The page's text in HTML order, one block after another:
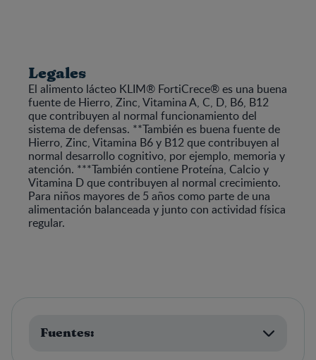
Legales
El alimento lácteo KLIM® FortiCrece® es una buena
fuente de Hierro, Zinc, Vitamina A, C, D, B6, B12
que contribuyen al normal funcionamiento del
sistema de defensas. **También es buena fuente de
Hierro, Zinc, Vitamina B6 y B12 que contribuyen al
normal desarrollo cognitivo, por ejemplo, memoria y
atención. ***También contiene Proteína, Calcio y
Vitamina D que contribuyen al normal crecimiento.
Para niños mayores de 5 años como parte de una
alimentación balanceada y junto con actividad física
regular.
Fuentes: